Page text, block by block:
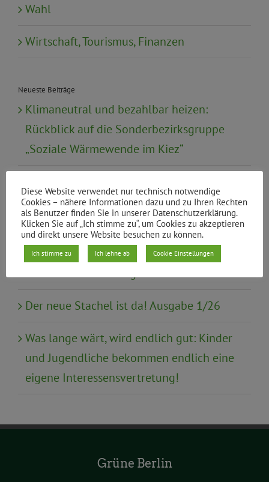
Wahl
Wirtschaft, Tourismus, Finanzen
Neueste Beiträge
Klimaneutral und bezahlbar heizen:
Rückblick auf die Sonderbezirksgruppe
„Soziale Wärmewende im Kiez“
Mündliche Anfrage: Gewaltschutz von
Frauen mit Behinderung in
Schutzeinrichtungen wie Frauenhäusern
Der neue Stachel ist da! Ausgabe 1/26
Was lange wärt, wird endlich gut: Kinder
und Jugendliche bekommen endlich eine
eigene Interessensvertretung!
Grüne Berlin
Diese Website verwendet nur technisch notwendige
Cookies – nähere Informationen dazu und zu Ihren Rechten
als Benutzer finden Sie in unserer Datenschutzerklärung.
Klicken Sie auf „Ich stimme zu“, um Cookies zu akzeptieren
und direkt unsere Website besuchen zu können.
Ich stimme zu Ich lehne ab Cookie Einstellungen